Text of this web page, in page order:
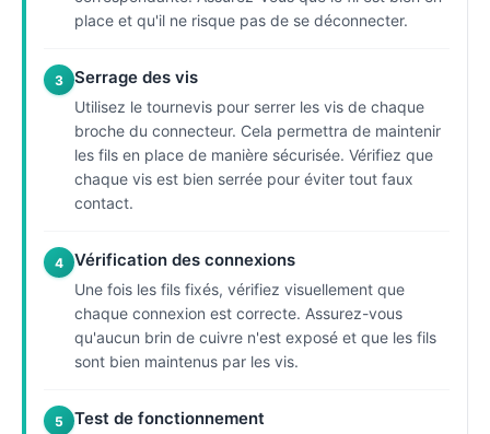
place et qu'il ne risque pas de se déconnecter.
3 Serrage des vis
Utilisez le tournevis pour serrer les vis de chaque
broche du connecteur. Cela permettra de maintenir
les fils en place de manière sécurisée. Vérifiez que
chaque vis est bien serrée pour éviter tout faux
contact.
4 Vérification des connexions
Une fois les fils fixés, vérifiez visuellement que
chaque connexion est correcte. Assurez-vous
qu'aucun brin de cuivre n'est exposé et que les fils
sont bien maintenus par les vis.
5 Test de fonctionnement